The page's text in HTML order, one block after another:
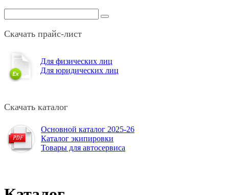
Скачать прайс-лист
Для физических лиц
Для юридических лиц
Скачать каталог
Основной каталог 2025-26
Каталог экипировки
Товары для автосервиса